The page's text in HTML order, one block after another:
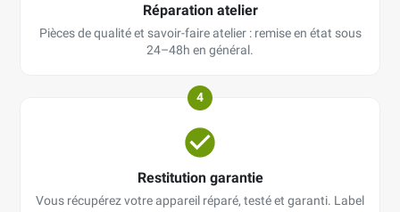
Réparation atelier
Pièces de qualité et savoir-faire atelier : remise en état sous
24–48h en général.
4
Restitution garantie
Vous récupérez votre appareil réparé, testé et garanti. Label